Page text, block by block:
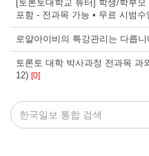
[토론토대학교 튜터] 학생/학부모
포함 - 전과목 가능 • 무료 시범수
로얄아이비의 특강관리는 다릅니
토론토 대학 박사과정 전과목 과
12) [0]